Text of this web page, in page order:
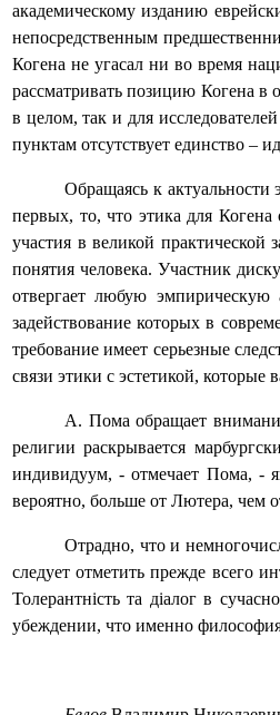
академическому изданию
непосредственным
Когена не угасал ни во время
рассматривать позицию Когена в
в целом, так и для
пунктам отсутствует единство –
Обращаясь к
первых, то, что этика для
участия в великой
понятия человека. Участник
отвергает любую эмпирическую
задействование которых в
требование имеет серьезные
связи этики с эстетикой, которые
А. Пома обращает
религии раскрывается
индивидуум, - отмечает Пома, -
вероятно, больше от Лютера, чем
Отрадно, что и
следует отметить прежде всего
Толерантність та діалог в
убеждении, что именно